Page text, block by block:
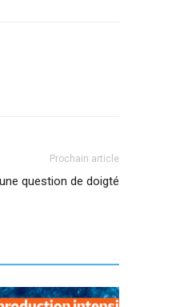
Prochain article
question de doigté